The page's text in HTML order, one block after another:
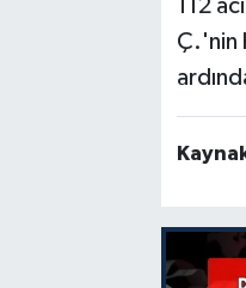
112
Ç.'nin